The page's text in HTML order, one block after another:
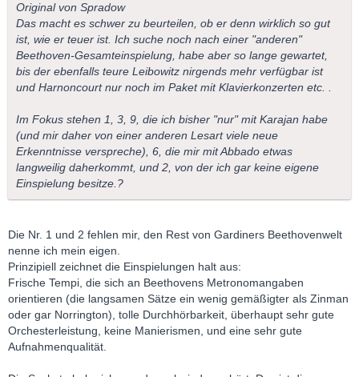
Original von Spradow
Das macht es schwer zu beurteilen, ob er denn wirklich so gut
ist, wie er teuer ist. Ich suche noch nach einer "anderen"
Beethoven-Gesamteinspielung, habe aber so lange gewartet,
bis der ebenfalls teure Leibowitz nirgends mehr verfügbar ist
und Harnoncourt nur noch im Paket mit Klavierkonzerten etc. .
Im Fokus stehen 1, 3, 9, die ich bisher "nur" mit Karajan habe
(und mir daher von einer anderen Lesart viele neue
Erkenntnisse verspreche), 6, die mir mit Abbado etwas
langweilig daherkommt, und 2, von der ich gar keine eigene
Einspielung besitze.?
Die Nr. 1 und 2 fehlen mir, den Rest von Gardiners Beethovenwelt
nenne ich mein eigen.
Prinzipiell zeichnet die Einspielungen halt aus:
Frische Tempi, die sich an Beethovens Metronomangaben
orientieren (die langsamen Sätze ein wenig gemäßigter als Zinman
oder gar Norrington), tolle Durchhörbarkeit, überhaupt sehr gute
Orchesterleistung, keine Manierismen, und eine sehr gute
Aufnahmenqualität.